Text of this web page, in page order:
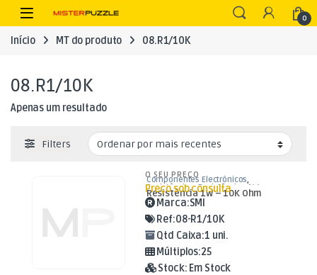
Skip to navigation
Skip to content
Open 0
Início MT do produto 08.R1/10K
08.R1/10K
Apenas um resultado
Filters
Componentes Electrónicos,
Resistências,Resistências 1W
Resistência 1W – 10K Ohm
O SEU PREÇO
Preço sob consulta
Marca:SMI
Ref:08-R1/10K
Qtd Caixa:1 uni.
Múltiplos:25
Stock: Em Stock